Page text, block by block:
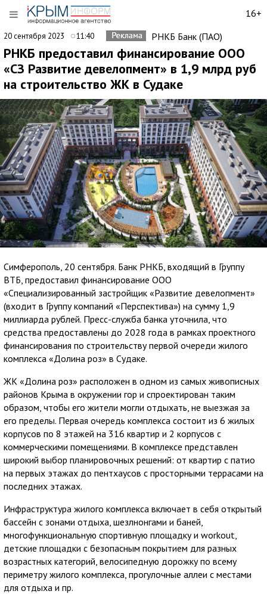
16+
20 сентября 2023 11:40 РНКБ Банк (ПАО)
РНКБ предоставил финансирование ООО
«СЗ Развитие девелопмент» в 1,9 млрд руб
на строительство ЖК в Судаке
Симферополь, 20 сентября. Банк РНКБ, входящий в Группу
ВТБ, предоставил финансирование ООО
«Специализированный застройщик «Развитие девелопмент»
(входит в Группу компаний «Перспектива») на сумму 1,9
миллиарда рублей. Пресс-служба банка уточнила, что
средства предоставлены до 2028 года в рамках проектного
финансирования по строительству первой очереди жилого
комплекса «Долина роз» в Судаке.
ЖК «Долина роз» расположен в одном из самых живописных
районов Крыма в окружении гор и спроектирован таким
образом, чтобы его жители могли отдыхать, не выезжая за
его пределы. Первая очередь комплекса состоит из 6 жилых
корпусов по 8 этажей на 316 квартир и 2 корпусов с
коммерческими помещениями. В комплексе представлен
широкий выбор планировочных решений: от квартир с патио
на первых этажах до пентхаусов с просторными террасами на
последних этажах.
Инфраструктура жилого комплекса включает в себя открытый
бассейн с зонами отдыха, шезлнонгами и баней,
многофункциональную спортивную площадку и workout,
детские площадки с безопасным покрытием для разных
возрастных категорий, велосипедную дорожку по всему
периметру жилого комплекса, прогулочные аллеи с местами
для отдыха и пр.